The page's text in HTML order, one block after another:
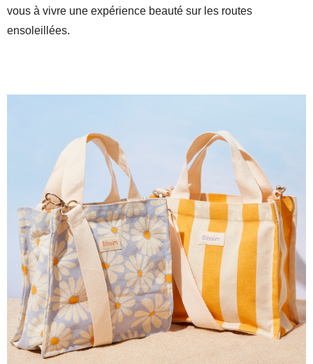
vous à vivre une expérience beauté sur les routes
ensoleillées.